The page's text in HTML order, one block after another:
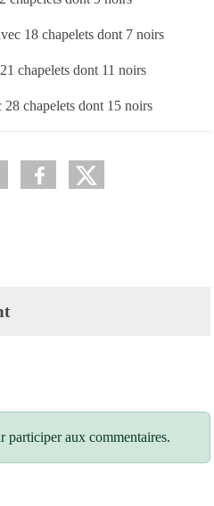
18 chapelets dont 7 noirs
chapelets dont 11 noirs
chapelets dont 15 noirs
participer aux commentaires.